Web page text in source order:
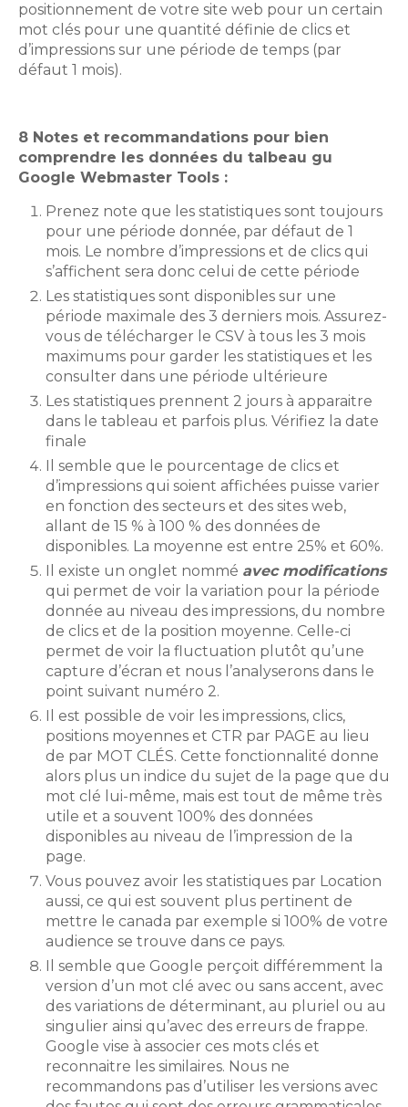
positionnement de votre site web pour un certain
mot clés pour une quantité définie de clics et
d’impressions sur une période de temps (par
défaut 1 mois).
8 Notes et recommandations pour bien
comprendre les données du talbeau gu
Google Webmaster Tools :
Prenez note que les statistiques sont toujours
pour une période donnée, par défaut de 1
mois. Le nombre d’impressions et de clics qui
s’affichent sera donc celui de cette période
Les statistiques sont disponibles sur une
période maximale des 3 derniers mois. Assurez-
vous de télécharger le CSV à tous les 3 mois
maximums pour garder les statistiques et les
consulter dans une période ultérieure
Les statistiques prennent 2 jours à apparaitre
dans le tableau et parfois plus. Vérifiez la date
finale
Il semble que le pourcentage de clics et
d’impressions qui soient affichées puisse varier
en fonction des secteurs et des sites web,
allant de 15 % à 100 % des données de
disponibles. La moyenne est entre 25% et 60%.
Il existe un onglet nommé avec modifications
qui permet de voir la variation pour la période
donnée au niveau des impressions, du nombre
de clics et de la position moyenne. Celle-ci
permet de voir la fluctuation plutôt qu’une
capture d’écran et nous l’analyserons dans le
point suivant numéro 2.
Il est possible de voir les impressions, clics,
positions moyennes et CTR par PAGE au lieu
de par MOT CLÉS. Cette fonctionnalité donne
alors plus un indice du sujet de la page que du
mot clé lui-même, mais est tout de même très
utile et a souvent 100% des données
disponibles au niveau de l’impression de la
page.
Vous pouvez avoir les statistiques par Location
aussi, ce qui est souvent plus pertinent de
mettre le canada par exemple si 100% de votre
audience se trouve dans ce pays.
Il semble que Google perçoit différemment la
version d’un mot clé avec ou sans accent, avec
des variations de déterminant, au pluriel ou au
singulier ainsi qu’avec des erreurs de frappe.
Google vise à associer ces mots clés et
reconnaitre les similaires. Nous ne
recommandons pas d’utiliser les versions avec